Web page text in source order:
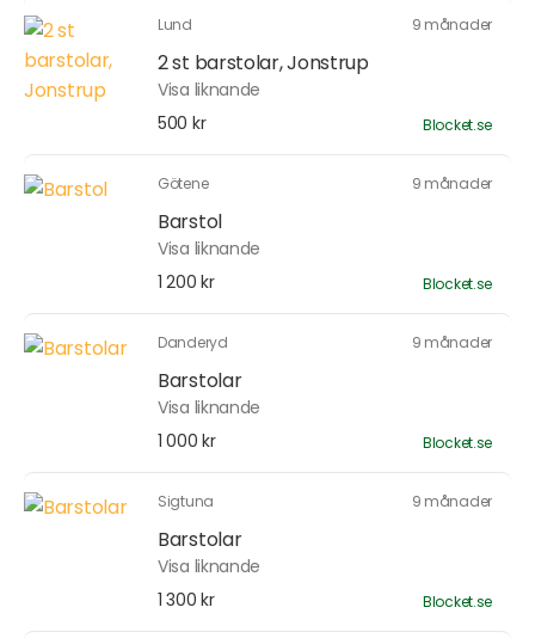
Lund 9 månader
2 st barstolar, Jonstrup
Visa liknande
500 kr
Blocket.se
Götene 9 månader
Barstol
Visa liknande
1 200 kr
Blocket.se
Danderyd 9 månader
Barstolar
Visa liknande
1 000 kr
Blocket.se
Sigtuna 9 månader
Barstolar
Visa liknande
1 300 kr
Blocket.se